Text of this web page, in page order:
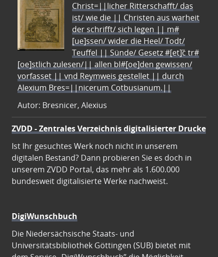
Christ=||licher Ritterschafft/ das
ist/ wie die || Christen aus warheit
der schrifft/ sich legen || m#
[ue]ssen/ wider die Heel/ Todt/
Teuffel || Sünde/ Gesetz #[et]c̃ tr#
[oe]stlich zulesen/|| allen bl#[oe]den gewissen/
vorfasset || vnd Reymweis gestellet || durch
Alexium Bres=||nicerum Cotbusianum.||
Autor: Bresnicer, Alexius
ZVDD - Zentrales Verzeichnis digitalisierter Drucke
Ist Ihr gesuchtes Werk noch nicht in unserem
digitalen Bestand? Dann probieren Sie es doch in
unserem ZVDD Portal, das mehr als 1.600.000
bundesweit digitalisierte Werke nachweist.
DigiWunschbuch
Die Niedersächsische Staats- und
Universitätsbibliothek Göttingen (SUB) bietet mit